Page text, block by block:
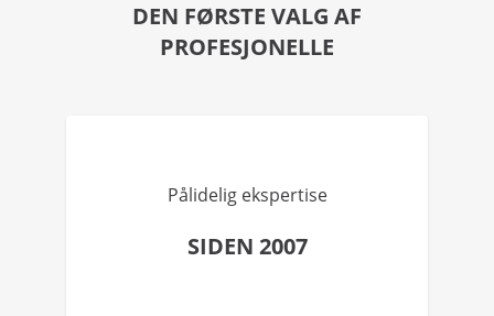
DEN FØRSTE VALG AF
PROFESJONELLE
Pålidelig ekspertise
SIDEN 2007